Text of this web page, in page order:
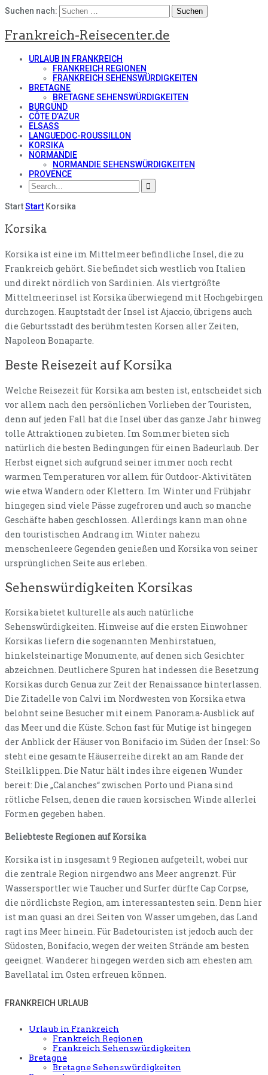
Suchen nach:
Frankreich-Reisecenter.de
URLAUB IN FRANKREICH
FRANKREICH REGIONEN
FRANKREICH SEHENSWÜRDIGKEITEN
BRETAGNE
BRETAGNE SEHENSWÜRDIGKEITEN
BURGUND
CÔTE D’AZUR
ELSASS
LANGUEDOC-ROUSSILLON
KORSIKA
NORMANDIE
NORMANDIE SEHENSWÜRDIGKEITEN
PROVENCE
StartStart Korsika
Korsika
Korsika ist eine im Mittelmeer befindliche Insel, die zu
Frankreich gehört. Sie befindet sich westlich von Italien
und direkt nördlich von Sardinien. Als viertgrößte
Mittelmeerinsel ist Korsika überwiegend mit Hochgebirgen
durchzogen. Hauptstadt der Insel ist Ajaccio, übrigens auch
die Geburtsstadt des berühmtesten Korsen aller Zeiten,
Napoleon Bonaparte.
Beste Reisezeit auf Korsika
Welche Reisezeit für Korsika am besten ist, entscheidet sich
vor allem nach den persönlichen Vorlieben der Touristen,
denn auf jeden Fall hat die Insel über das ganze Jahr hinweg
tolle Attraktionen zu bieten. Im Sommer bieten sich
natürlich die besten Bedingungen für einen Badeurlaub. Der
Herbst eignet sich aufgrund seiner immer noch recht
warmen Temperaturen vor allem für Outdoor-Aktivitäten
wie etwa Wandern oder Klettern. Im Winter und Frühjahr
hingegen sind viele Pässe zugefroren und auch so manche
Geschäfte haben geschlossen. Allerdings kann man ohne
den touristischen Andrang im Winter nahezu
menschenleere Gegenden genießen und Korsika von seiner
ursprünglichen Seite aus erleben.
Sehenswürdigkeiten Korsikas
Korsika bietet kulturelle als auch natürliche
Sehenswürdigkeiten. Hinweise auf die ersten Einwohner
Korsikas liefern die sogenannten Menhirstatuen,
hinkelsteinartige Monumente, auf denen sich Gesichter
abzeichnen. Deutlichere Spuren hat indessen die Besetzung
Korsikas durch Genua zur Zeit der Renaissance hinterlassen.
Die Zitadelle von Calvi im Nordwesten von Korsika etwa
belohnt seine Besucher mit einem Panorama-Ausblick auf
das Meer und die Küste. Schon fast für Mutige ist hingegen
der Anblick der Häuser von Bonifacio im Süden der Insel: So
steht eine gesamte Häuserreihe direkt an am Rande der
Steilklippen. Die Natur hält indes ihre eigenen Wunder
bereit: Die „Calanches“ zwischen Porto und Piana sind
rötliche Felsen, denen die rauen korsischen Winde allerlei
Formen gegeben haben.
Beliebteste Regionen auf Korsika
Korsika ist in insgesamt 9 Regionen aufgeteilt, wobei nur
die zentrale Region nirgendwo ans Meer angrenzt. Für
Wassersportler wie Taucher und Surfer dürfte Cap Corpse,
die nördlichste Region, am interessantesten sein. Denn hier
ist man quasi an drei Seiten von Wasser umgeben, das Land
ragt ins Meer hinein. Für Badetouristen ist jedoch auch der
Südosten, Bonifacio, wegen der weiten Strände am besten
geeignet. Wanderer hingegen werden sich am ehesten am
Bavellatal im Osten erfreuen können.
FRANKREICH URLAUB
Urlaub in Frankreich
Frankreich Regionen
Frankreich Sehenswürdigkeiten
Bretagne
Bretagne Sehenswürdigkeiten